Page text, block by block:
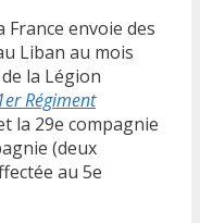
France envoie des
Liban au mois
la Légion
Régiment
la 29e compagnie
(deux
au 5e